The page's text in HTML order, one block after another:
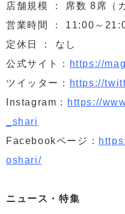
店舗規模 ： 席数 8席（
営業時間 ： 11:00～
定休日 ： なし
公式サイト：
https://
ツイッター：
https://
Instagram：
https://
_shari
Facebookページ：
oshari/
ニュース・特集